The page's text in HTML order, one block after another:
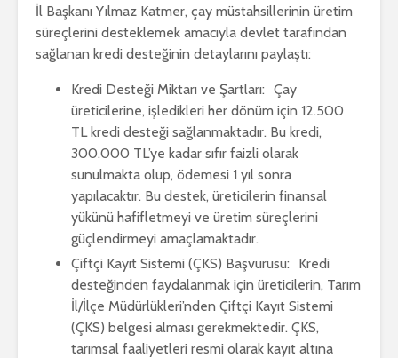
İl Başkanı Yılmaz Katmer, çay müstahsillerinin üretim
süreçlerini desteklemek amacıyla devlet tarafından
sağlanan kredi desteğinin detaylarını paylaştı:
Kredi Desteği Miktarı ve Şartları: Çay
üreticilerine, işledikleri her dönüm için 12.500
TL kredi desteği sağlanmaktadır. Bu kredi,
300.000 TL’ye kadar sıfır faizli olarak
sunulmakta olup, ödemesi 1 yıl sonra
yapılacaktır. Bu destek, üreticilerin finansal
yükünü hafifletmeyi ve üretim süreçlerini
güçlendirmeyi amaçlamaktadır.
Çiftçi Kayıt Sistemi (ÇKS) Başvurusu: Kredi
desteğinden faydalanmak için üreticilerin, Tarım
İl/İlçe Müdürlükleri’nden Çiftçi Kayıt Sistemi
(ÇKS) belgesi alması gerekmektedir. ÇKS,
tarımsal faaliyetleri resmi olarak kayıt altına